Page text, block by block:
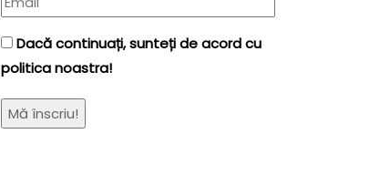
Dacă continuați, sunteți de acord cu
politica noastra!